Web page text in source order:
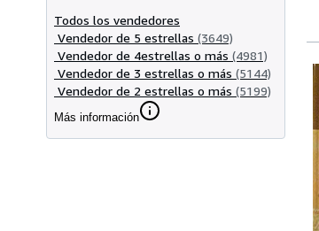
Todos los vendedores
Vendedor de 5 estrellas (3649)
Vendedor de 4estrellas o más (4981)
Vendedor de 3 estrellas o más (5144)
Vendedor de 2 estrellas o más (5199)
Más información